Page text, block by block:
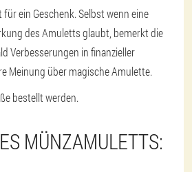
ein Geschenk. Selbst wenn eine
des Amuletts glaubt, bemerkt die
Verbesserungen in finanzieller
Meinung über magische Amulette.
bestellt werden.
MÜNZAMULETTS: